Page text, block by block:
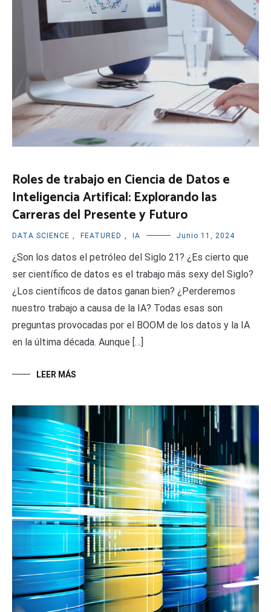
Roles de trabajo en Ciencia de Datos e
Inteligencia Artifical: Explorando las
Carreras del Presente y Futuro
DATA SCIENCE , FEATURED , IA Junio 11, 2024
¿Son los datos el petróleo del Siglo 21? ¿Es cierto que
ser científico de datos es el trabajo más sexy del Siglo?
¿Los científicos de datos ganan bien? ¿Perderemos
nuestro trabajo a causa de la IA? Todas esas son
preguntas provocadas por el BOOM de los datos y la IA
en la última década. Aunque […]
LEER MÁS